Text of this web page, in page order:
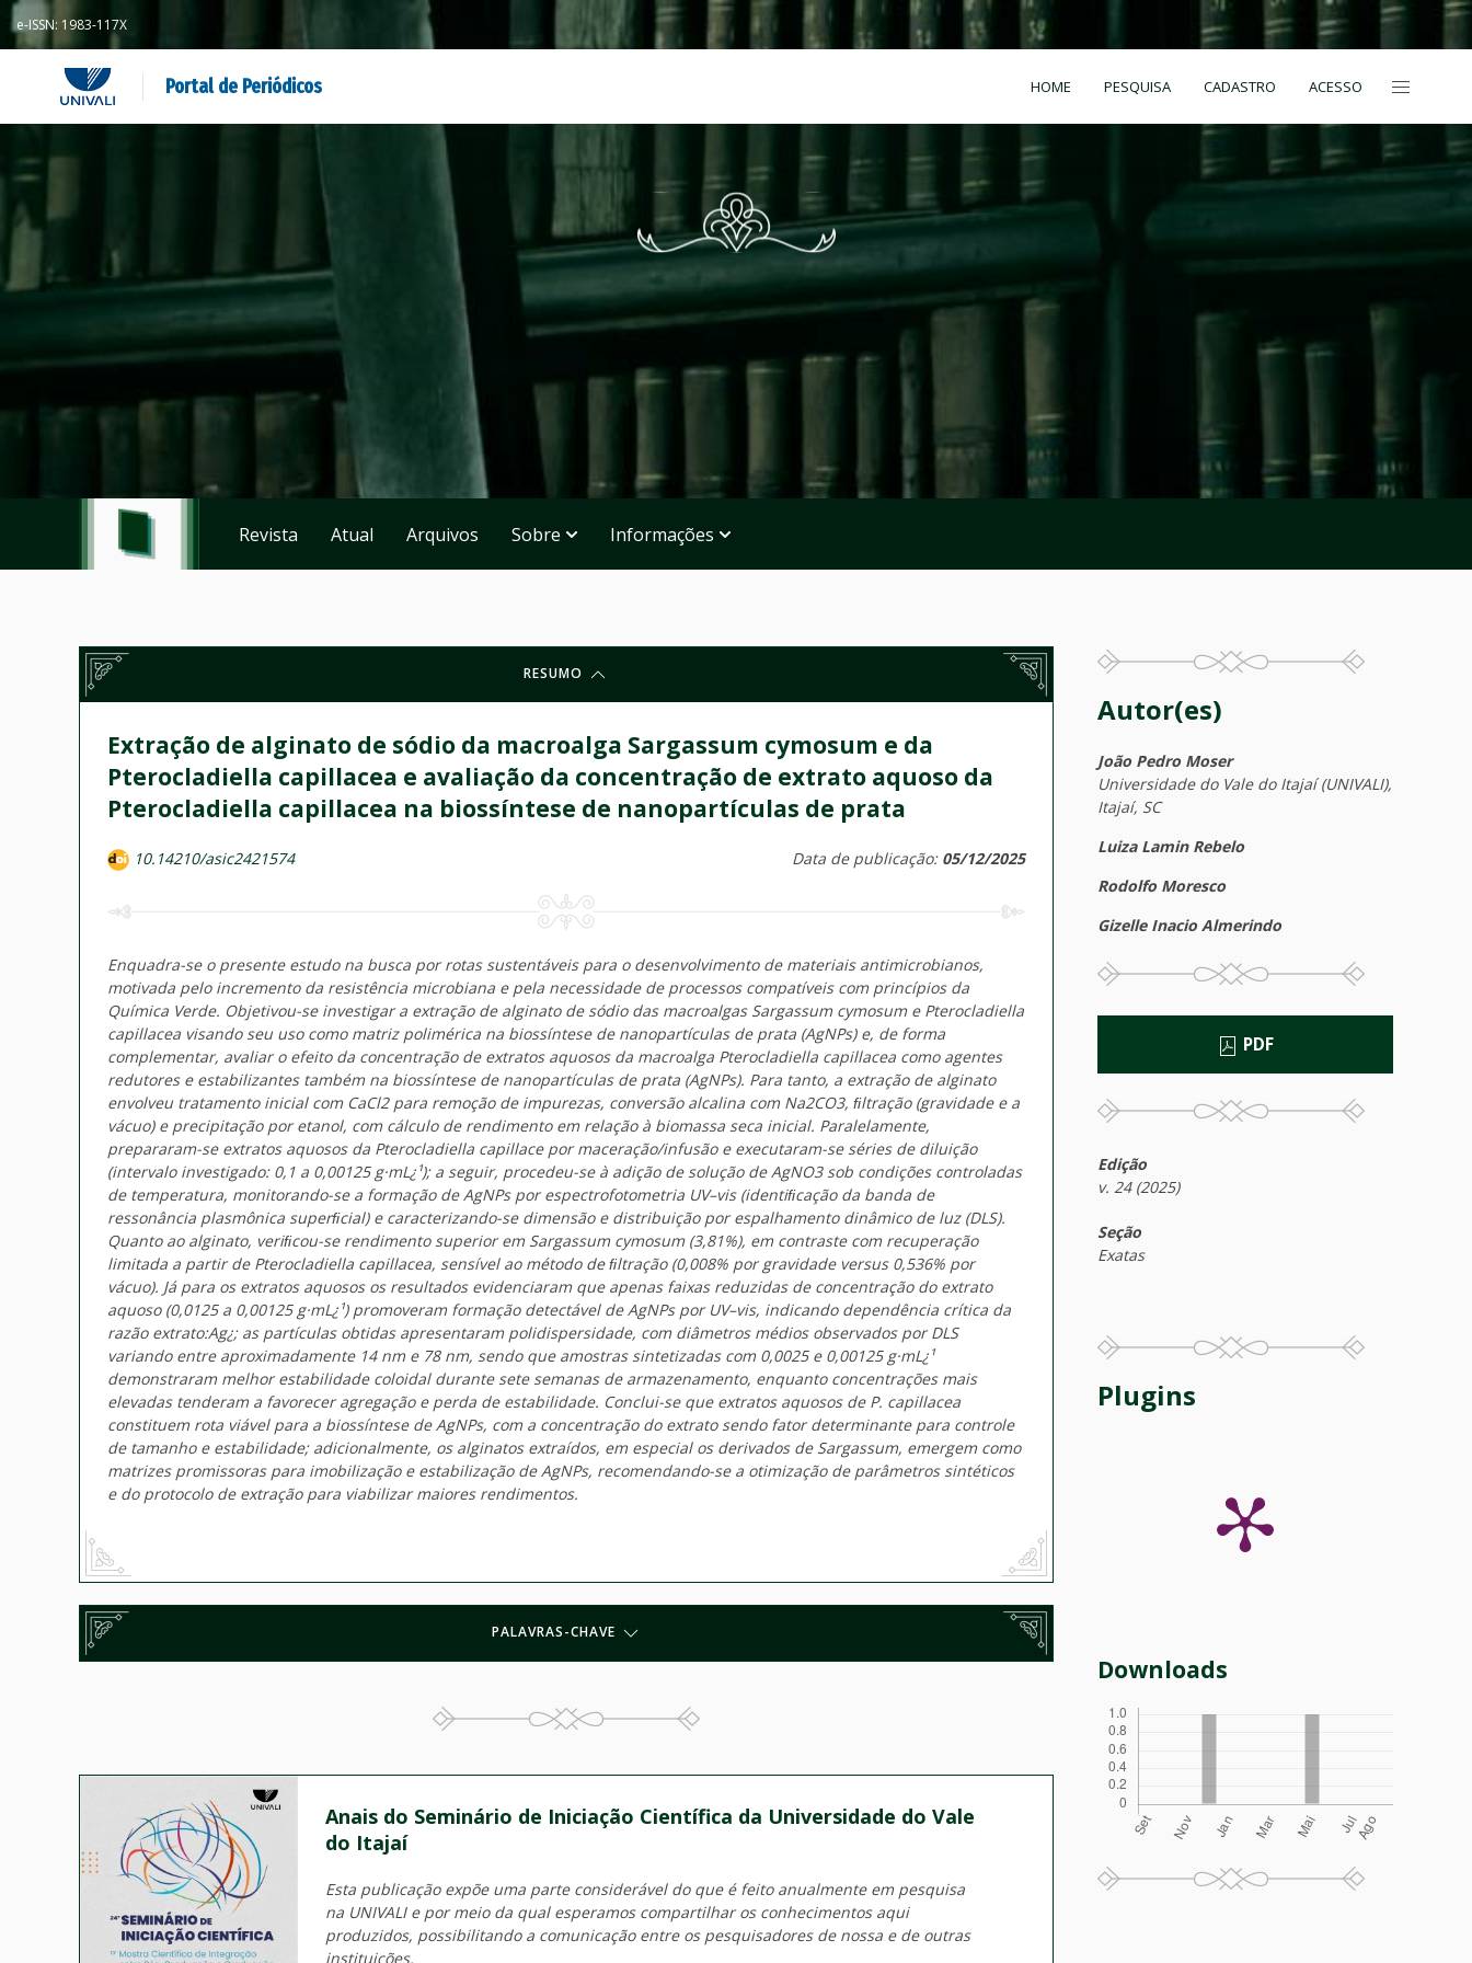
e-ISSN: 1983-117X
Portal de Periódicos HOME PESQUISA CADASTRO ACESSO
Revista Atual Arquivos Sobre Informações
RESUMO
Extração de alginato de sódio da macroalga Sargassum cymosum e da
Pterocladiella capillacea e avaliação da concentração de extrato aquoso da
Pterocladiella capillacea na biossíntese de nanopartículas de prata
10.14210/asic2421574 Data de publicação: 05/12/2025
Enquadra-se o presente estudo na busca por rotas sustentáveis para o desenvolvimento de materiais antimicrobianos,
motivada pelo incremento da resistência microbiana e pela necessidade de processos compatíveis com princípios da
Química Verde. Objetivou-se investigar a extração de alginato de sódio das macroalgas Sargassum cymosum e Pterocladiella
capillacea visando seu uso como matriz polimérica na biossíntese de nanopartículas de prata (AgNPs) e, de forma
complementar, avaliar o efeito da concentração de extratos aquosos da macroalga Pterocladiella capillacea como agentes
redutores e estabilizantes também na biossíntese de nanopartículas de prata (AgNPs). Para tanto, a extração de alginato
envolveu tratamento inicial com CaCl2 para remoção de impurezas, conversão alcalina com Na2CO3, ﬁltração (gravidade e a
vácuo) e precipitação por etanol, com cálculo de rendimento em relação à biomassa seca inicial. Paralelamente,
prepararam-se extratos aquosos da Pterocladiella capillace por maceração/infusão e executaram-se séries de diluição
(intervalo investigado: 0,1 a 0,00125 g·mL¿¹); a seguir, procedeu-se à adição de solução de AgNO3 sob condições controladas
de temperatura, monitorando-se a formação de AgNPs por espectrofotometria UV–vis (identiﬁcação da banda de
ressonância plasmônica superﬁcial) e caracterizando-se dimensão e distribuição por espalhamento dinâmico de luz (DLS).
Quanto ao alginato, veriﬁcou-se rendimento superior em Sargassum cymosum (3,81%), em contraste com recuperação
limitada a partir de Pterocladiella capillacea, sensível ao método de ﬁltração (0,008% por gravidade versus 0,536% por
vácuo). Já para os extratos aquosos os resultados evidenciaram que apenas faixas reduzidas de concentração do extrato
aquoso (0,0125 a 0,00125 g·mL¿¹) promoveram formação detectável de AgNPs por UV–vis, indicando dependência crítica da
razão extrato:Ag¿; as partículas obtidas apresentaram polidispersidade, com diâmetros médios observados por DLS
variando entre aproximadamente 14 nm e 78 nm, sendo que amostras sintetizadas com 0,0025 e 0,00125 g·mL¿¹
demonstraram melhor estabilidade coloidal durante sete semanas de armazenamento, enquanto concentrações mais
elevadas tenderam a favorecer agregação e perda de estabilidade. Conclui-se que extratos aquosos de P. capillacea
constituem rota viável para a biossíntese de AgNPs, com a concentração do extrato sendo fator determinante para controle
de tamanho e estabilidade; adicionalmente, os alginatos extraídos, em especial os derivados de Sargassum, emergem como
matrizes promissoras para imobilização e estabilização de AgNPs, recomendando-se a otimização de parâmetros sintéticos
e do protocolo de extração para viabilizar maiores rendimentos.
PALAVRAS-CHAVE
Anais do Seminário de Iniciação Científica da Universidade do Vale
do Itajaí
Esta publicação expõe uma parte considerável do que é feito anualmente em pesquisa
na UNIVALI e por meio da qual esperamos compartilhar os conhecimentos aqui
produzidos, possibilitando a comunicação entre os pesquisadores de nossa e de outras
instituições.
Autor(es)
João Pedro Moser
Universidade do Vale do Itajaí (UNIVALI),
Itajaí, SC
Luiza Lamin Rebelo
Rodolfo Moresco
Gizelle Inacio Almerindo
PDF
Edição
v. 24 (2025)
Seção
Exatas
Plugins
Downloads